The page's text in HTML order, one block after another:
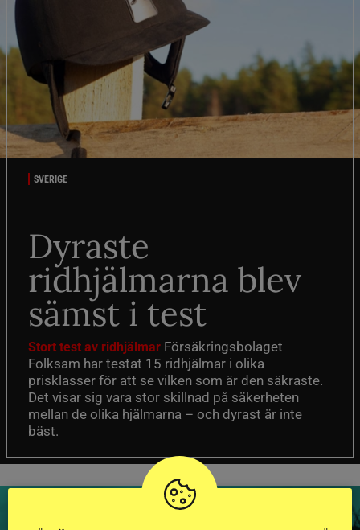
SVERIGE
Dyraste
ridhjälmarna blev
sämst i test
Stort test av ridhjälmar Försäkringsbolaget
Folksam har testat 15 ridhjälmar i olika
prisklasser för att se vilken som är den säkraste.
Det visar sig vara stor skillnad på säkerheten
mellan de olika hjälmarna – och dyrast är inte
bäst.